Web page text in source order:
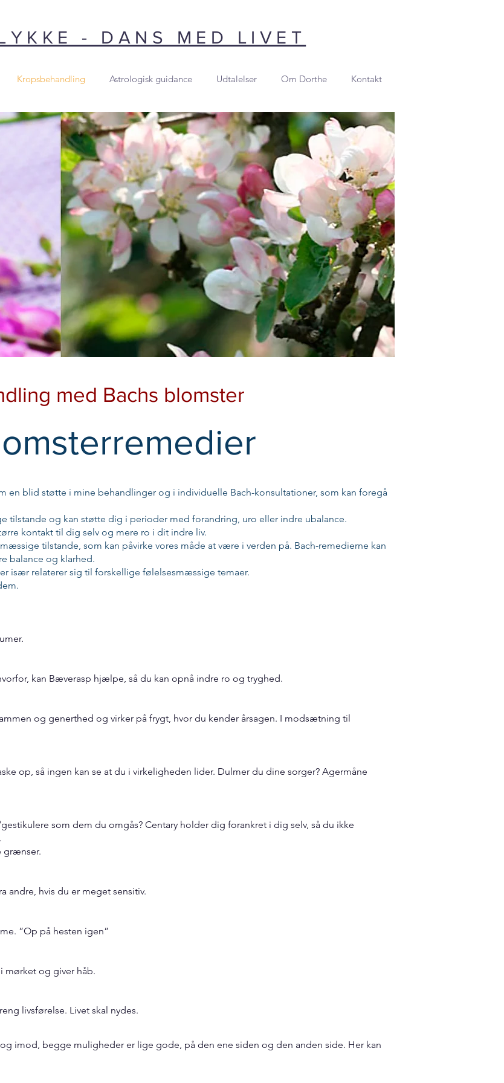
en blid støtte i mine behandlinger og i individuelle Bach-konsultationer, som kan foregå
tilstande og kan støtte dig i perioder med forandring, uro eller indre ubalance.
kontakt til dig selv og mere ro i dit indre liv.
tilstande, som kan påvirke vores måde at være i verden på. Bach-remedierne kan
balance og klarhed.
især relaterer sig til forskellige følelsesmæssige temaer.
kan Bæverasp hjælpe, så du kan opnå indre ro og tryghed.
og generthed og virker på frygt, hvor du kender årsagen. I modsætning til
op, så ingen kan se at du i virkeligheden lider. Dulmer du dine sorger? Agermåne
som dem du omgås? Centary holder dig forankret i dig selv, så du ikke
andre, hvis du er meget sensitiv.
”Op på hesten igen”
mørket og giver håb.
livsførelse. Livet skal nydes.
imod, begge muligheder er lige gode, på den ene siden og den anden side. Her kan
med Bachs blomster
Kropsbehandling Astrologisk guidance Udtalelser Om Dorthe Kontakt
- DANS MED LIVET